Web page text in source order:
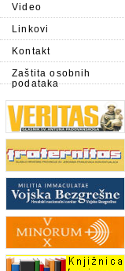
Video
Linkovi
Kontakt
Zaštita osobnih
podataka